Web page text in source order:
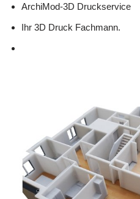
ArchiMod-3D Druckservice
Ihr 3D Druck Fachmann.